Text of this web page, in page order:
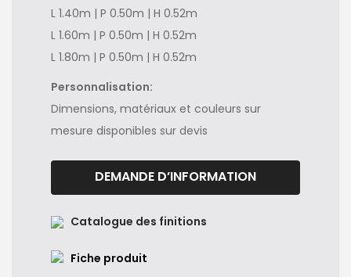
L 1.40m | P 0.50m | H 0.52m
L 1.60m | P 0.50m | H 0.52m
L 1.80m | P 0.50m | H 0.52m
Personnalisation:
Dimensions, matériaux et couleurs sur
mesure disponibles sur devis
DEMANDE D’INFORMATION
Catalogue des finitions
Fiche produit